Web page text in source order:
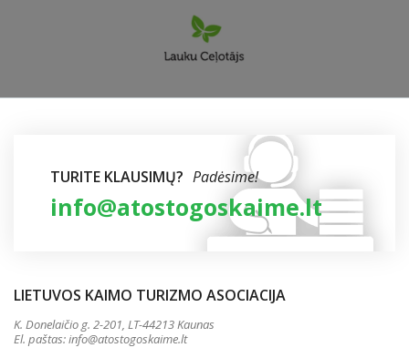
TURITE KLAUSIMŲ? Padėsime!
info@atostogoskaime.lt
LIETUVOS KAIMO TURIZMO ASOCIACIJA
K. Donelaičio g. 2-201, LT-44213 Kaunas
El. paštas:info@atostogoskaime.lt